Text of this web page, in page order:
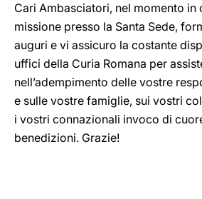
Cari Ambasciatori, nel momento in
missione presso la Santa Sede,
auguri e vi assicuro la costante
uffici della Curia Romana per
nell’adempimento delle vostre
e sulle vostre famiglie, sui vostri
i vostri connazionali invoco di
benedizioni. Grazie!